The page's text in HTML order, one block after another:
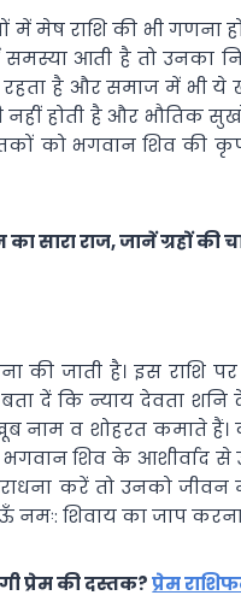
में मेष राशि की भी गणना
आती है तो उनका
है और समाज में भी
होती है और भौतिक
को भगवान शिव की
सारा राज, जानें ग्रहों की
की जाती है। इस राशि
दें कि न्याय देवता
व शोहरत कमाते हैं।
शिव के आशीर्वाद
करें तो उनको
शिवाय का जाप करना
प्रेम की दस्तक?प्रेम